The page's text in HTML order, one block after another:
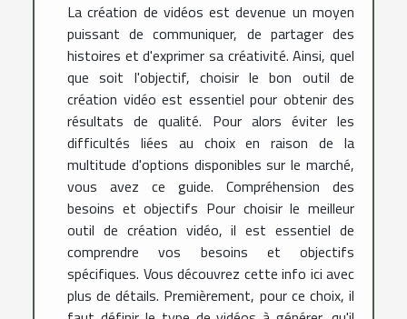
La création de vidéos est devenue un moyen
puissant de communiquer, de partager des
histoires et d'exprimer sa créativité. Ainsi, quel
que soit l'objectif, choisir le bon outil de
création vidéo est essentiel pour obtenir des
résultats de qualité. Pour alors éviter les
difficultés liées au choix en raison de la
multitude d'options disponibles sur le marché,
vous avez ce guide. Compréhension des
besoins et objectifs Pour choisir le meilleur
outil de création vidéo, il est essentiel de
comprendre vos besoins et objectifs
spécifiques. Vous découvrez cette info ici avec
plus de détails. Premièrement, pour ce choix, il